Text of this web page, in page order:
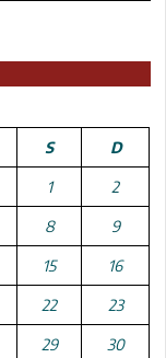
S D
1 2
8 9
15 16
22 23
29 30